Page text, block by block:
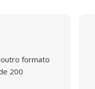
outro formato
200